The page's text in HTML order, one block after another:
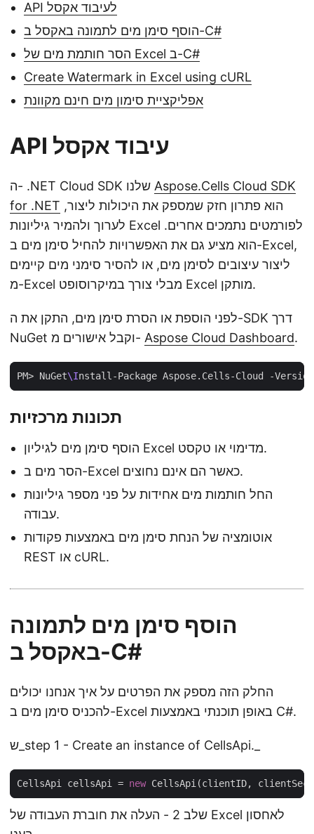
API לעיבוד אקסל
הוסף סימן מים לתמונה באקסל ב-C#
הסר חותמת מים של Excel ב-C#
Create Watermark in Excel using cURL
אפליקציית סימון מים חינם מקוונת
API עיבוד אקסל
Aspose.Cells Cloud SDK
for .NET
לערוך ולהמיר גיליונות Excel לפורמטים נתמכים אחרים.
הוא מציע גם את האפשרויות להחיל סימן מים ב-Excel,
ליצור עיצובים לסימן מים, או להסיר סימני מים קיימים
מ-Excel מבלי צורך במיקרוסופט Excel מותקן.
לפני הוספת או הסרת סימן מים, התקן את ה-SDK דרך
NuGet וקבל אישורים מ- Aspose Cloud Dashboard.
PM> NuGet\I
תכונות מרכזיות
הוסף סימן מים לגיליון Excel מדימוי או טקסט.
הסר מים ב-Excel כאשר הם אינם נחוצים.
החל חותמות מים אחידות על פני מספר גיליונות
עבודה.
אוטומציה של הנחת סימן מים באמצעות פקודות
REST או cURL.
הוסף סימן מים לתמונה
באקסל ב-C#
החלק הזה מספק את הפרטים על איך אנחנו יכולים
להכניס סימן מים ב-Excel באופן תוכנתי באמצעות C#.
ש_step 1 - Create an instance of CellsApi._
CellsApi cellsApi = new
שלב 2 - העלה את חוברת העבודה של Excel לאחסון